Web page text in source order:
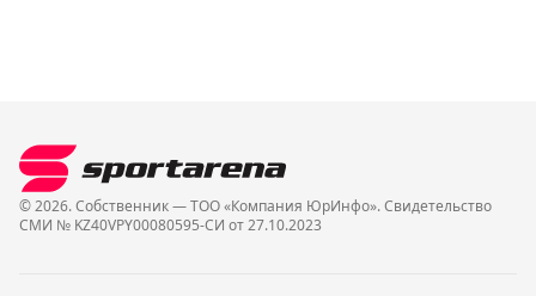
© 2026. Собственник — ТОО «Компания ЮрИнфо». Cвидетельство
СМИ № KZ40VPY00080595-СИ от 27.10.2023